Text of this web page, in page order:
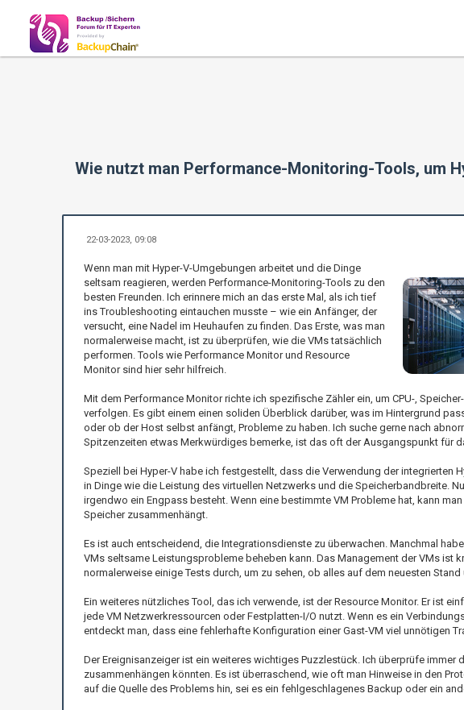
Wie nutzt man Performance-Monitoring-Tools, um
22-03-2023, 09:08
Wenn man mit Hyper-V-Umgebungen arbeitet und die Dinge
seltsam reagieren, werden Performance-Monitoring-Tools zu den
besten Freunden. Ich erinnere mich an das erste Mal, als ich tief
ins Troubleshooting eintauchen musste – wie ein Anfänger, der
versucht, eine Nadel im Heuhaufen zu finden. Das Erste, was man
normalerweise macht, ist zu überprüfen, wie die VMs tatsächlich
performen. Tools wie Performance Monitor und Resource
Monitor sind hier sehr hilfreich.
Mit dem Performance Monitor richte ich spezifische Zähler ein, um CPU-,
verfolgen. Es gibt einem einen soliden Überblick darüber, was im Hintergrund
oder ob der Host selbst anfängt, Probleme zu haben. Ich suche gerne nach
Spitzenzeiten etwas Merkwürdiges bemerke, ist das oft der Ausgangspunkt für
Speziell bei Hyper-V habe ich festgestellt, dass die Verwendung der integrierten
in Dinge wie die Leistung des virtuellen Netzwerks und die Speicherbandbreite.
irgendwo ein Engpass besteht. Wenn eine bestimmte VM Probleme hat, kann
Speicher zusammenhängt.
Es ist auch entscheidend, die Integrationsdienste zu überwachen. Manchmal
VMs seltsame Leistungsprobleme beheben kann. Das Management der VMs ist
normalerweise einige Tests durch, um zu sehen, ob alles auf dem neuesten
Ein weiteres nützliches Tool, das ich verwende, ist der Resource Monitor. Er ist
jede VM Netzwerkressourcen oder Festplatten-I/O nutzt. Wenn es ein
entdeckt man, dass eine fehlerhafte Konfiguration einer Gast-VM viel unnötigen
Der Ereignisanzeiger ist ein weiteres wichtiges Puzzlestück. Ich überprüfe immer
zusammenhängen könnten. Es ist überraschend, wie oft man Hinweise in den
auf die Quelle des Problems hin, sei es ein fehlgeschlagenes Backup oder ein